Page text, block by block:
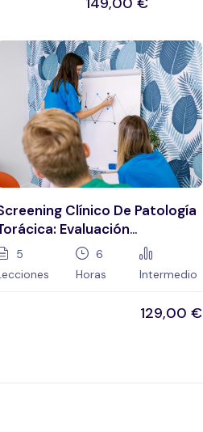
Clínico De Patología
Evaluación
En Fisioterapia
5
6
Horas
Intermedio
129,00€